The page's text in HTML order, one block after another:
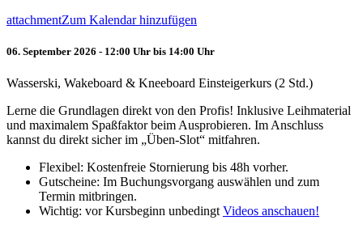
attachmentZum Kalendar hinzufügen
06. September 2026 - 12:00 Uhr bis 14:00 Uhr
Wasserski, Wakeboard & Kneeboard Einsteigerkurs (2 Std.)
Lerne die Grundlagen direkt von den Profis! Inklusive Leihmaterial
und maximalem Spaßfaktor beim Ausprobieren. Im Anschluss
kannst du direkt sicher im „Üben-Slot“ mitfahren.
Flexibel: Kostenfreie Stornierung bis 48h vorher.
Gutscheine: Im Buchungsvorgang auswählen und zum
Termin mitbringen.
Wichtig: vor Kursbeginn unbedingt Videos anschauen!